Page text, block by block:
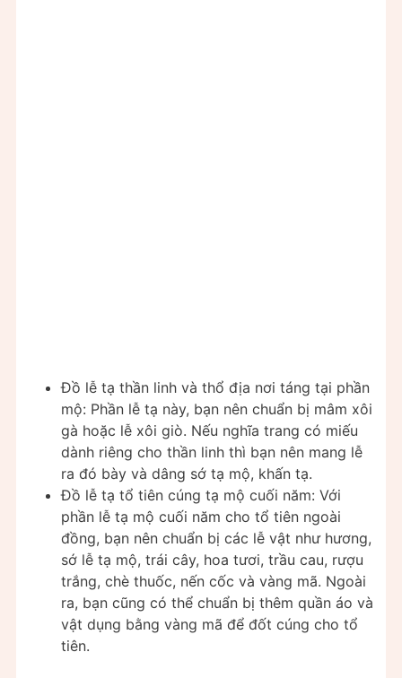
Đồ lễ tạ thần linh và thổ địa nơi táng tại phần
mộ: Phần lễ tạ này, bạn nên chuẩn bị mâm xôi
gà hoặc lễ xôi giò. Nếu nghĩa trang có miếu
dành riêng cho thần linh thì bạn nên mang lễ
ra đó bày và dâng sớ tạ mộ, khấn tạ.
Đồ lễ tạ tổ tiên cúng tạ mộ cuối năm: Với
phần lễ tạ mộ cuối năm cho tổ tiên ngoài
đồng, bạn nên chuẩn bị các lễ vật như hương,
sớ lễ tạ mộ, trái cây, hoa tươi, trầu cau, rượu
trắng, chè thuốc, nến cốc và vàng mã. Ngoài
ra, bạn cũng có thể chuẩn bị thêm quần áo và
vật dụng bằng vàng mã để đốt cúng cho tổ
tiên.